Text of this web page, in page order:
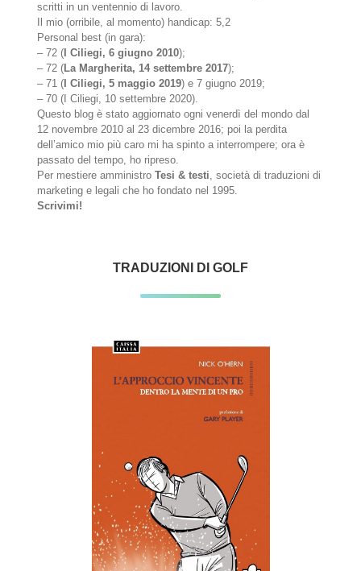
scritti in un ventennio di lavoro.
Il mio (orribile, al momento) handicap: 5,2
Personal best (in gara):
– 72 ( I Ciliegi, 6 giugno 2010);
– 72 (La Margherita, 14 settembre 2017);
– 71 ( I Ciliegi, 5 maggio 2019) e 7 giugno 2019;
– 70 (I Ciliegi, 10 settembre 2020).
Questo blog è stato aggiornato ogni venerdì del mondo dal
12 novembre 2010 al 23 dicembre 2016; poi la perdita
dell’amico mio più caro mi ha spinto a interrompere; ora è
passato del tempo, ho ripreso.
Per mestiere amministroTesi & testi, società di traduzioni di
marketing e legali che ho fondato nel 1995.
Scrivimi!
TRADUZIONI DI GOLF